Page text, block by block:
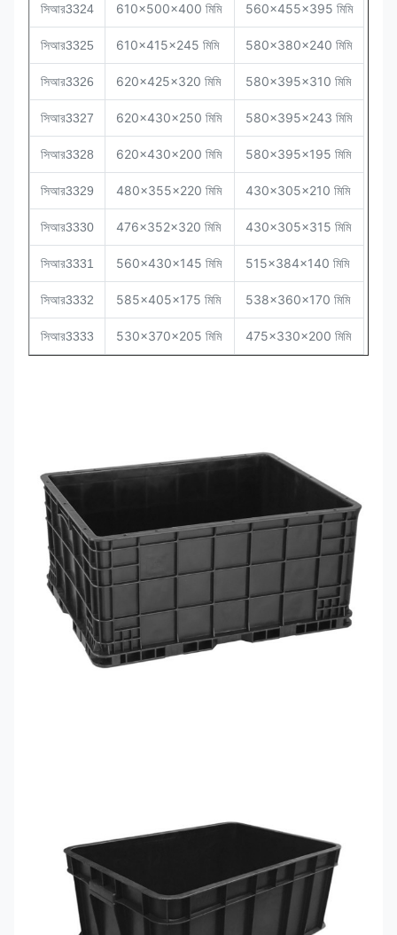
সিআর3324 610x500x400 মিমি 560x455x395 মিমি
সিআর3325 610x415x245 মিমি 580x380x240 মিমি
সিআর3326 620x425x320 মিমি 580x395x310 মিমি
সিআর3327 620x430x250 মিমি 580x395x243 মিমি
সিআর3328 620x430x200 মিমি 580x395x195 মিমি
সিআর3329 480x355x220 মিমি 430x305x210 মিমি
সিআর3330 476x352x320 মিমি 430x305x315 মিমি
সিআর3331 560x430x145 মিমি 515x384x140 মিমি
সিআর3332 585x405x175 মিমি 538x360x170 মিমি
সিআর3333 530x370x205 মিমি 475x330x200 মিমি